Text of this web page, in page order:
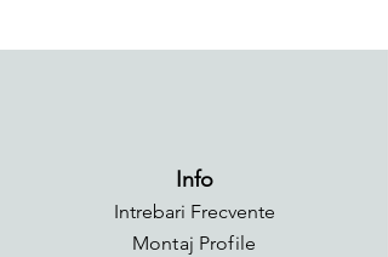
Info
Intrebari Frecvente
Montaj Profile